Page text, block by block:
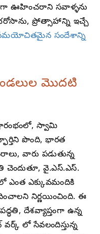
ఊహించరాని సవాళ్ళను
ప్రోత్సాహాన్ని ఇచ్చే
సందేశాన్ని
మొదటి
స్వామి
పొంది, భారత
వారు పడుతున్న
చెందుతూ, వై.ఎస్.ఎస్.
ఎంత ఎక్కువమందికి
నిర్ణయించింది. ఈ
దేశవ్యాప్తంగా ఉన్న
లో సేవలందిస్తున్న